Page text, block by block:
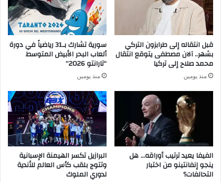
ل
ك
ت
ر
و
ن
ي
قبل انتقاله إلى طرابزون التركي
بشهر.. آلان مصطفى يتوقع انتقال
محمد صلاح إلى تركيا
منذ يومين
سورية تشارك بـ31 رياضياً في دورة
ألعاب البحر الأبيض المتوسط
“تارانتو 2026”
منذ يومين
الفيفا يعيد ترتيب أوراقه… هل
ينجو إنفانتينو من اختبار
التحالفات؟
البرازيل تكسر الهيمنة الإسبانية
وتتوج بلقب كأس العالم للأندية
لدوري الملوك